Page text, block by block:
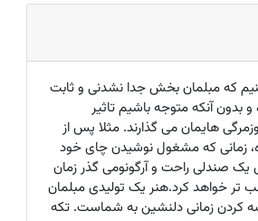
که مبلمان بخش جدا نشدنی و ثابت
بدون آنکه متوجه باشیم تاثیر
هایمان می گذارند. مثلا پس از
زمانی که مشغول نوشیدن چای خود
صندلی راحت و آرگونومی گذر زمان
تر خواهد کرد.هنر یک تولیدی مبلمان
کردن زمانی دلنشین به شماست. تکه